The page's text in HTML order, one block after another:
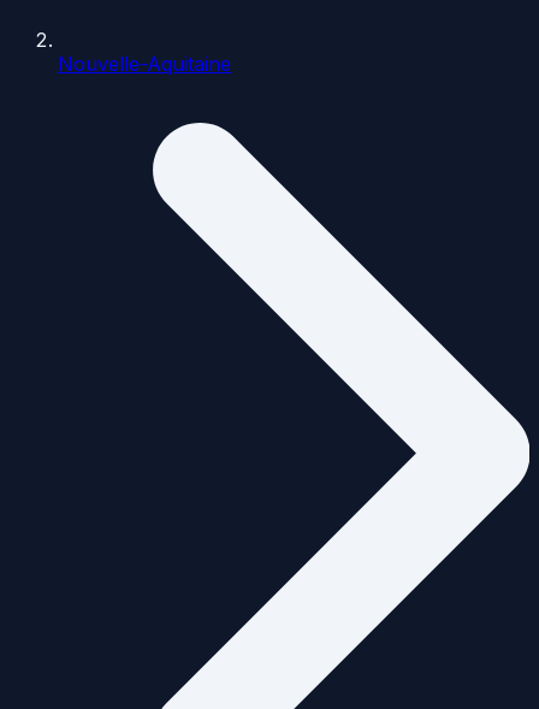
Nouvelle-Aquitaine